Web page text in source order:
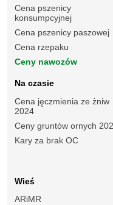
Cena pszenicy
konsumpcyjnej
Cena pszenicy paszowej
Cena rzepaku
Ceny nawozów
Na czasie
Cena jęczmienia ze żniw
2024
Ceny gruntów ornych
Kary za brak OC
Wieś
ARiMR